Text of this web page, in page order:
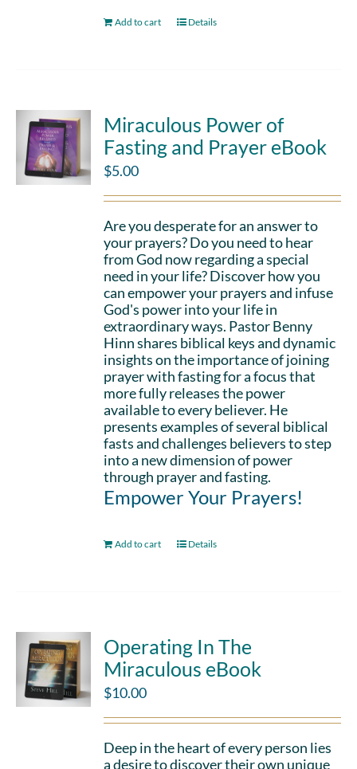
Add to cart Details
Miraculous Power of
Fasting and Prayer eBook
$5.00
Are you desperate for an answer to
your prayers? Do you need to hear
from God now regarding a special
need in your life? Discover how you
can empower your prayers and infuse
God's power into your life in
extraordinary ways. Pastor Benny
Hinn shares biblical keys and dynamic
insights on the importance of joining
prayer with fasting for a focus that
more fully releases the power
available to every believer. He
presents examples of several biblical
fasts and challenges believers to step
into a new dimension of power
through prayer and fasting.
Empower Your Prayers!
Add to cart Details
Operating In The
Miraculous eBook
$10.00
Deep in the heart of every person lies
a desire to discover their own unique